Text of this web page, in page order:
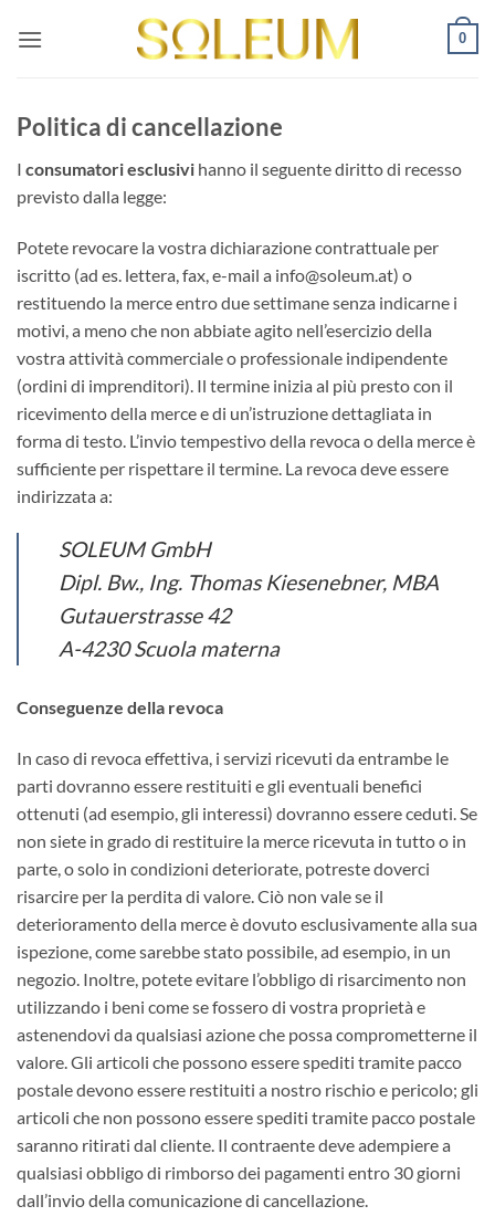
0
Politica di cancellazione
I consumatori esclusivi hanno il seguente diritto di recesso
previsto dalla legge:
Potete revocare la vostra dichiarazione contrattuale per
iscritto (ad es. lettera, fax, e-mail a info@soleum.at) o
restituendo la merce entro due settimane senza indicarne i
motivi, a meno che non abbiate agito nell’esercizio della
vostra attività commerciale o professionale indipendente
(ordini di imprenditori). Il termine inizia al più presto con il
ricevimento della merce e di un’istruzione dettagliata in
forma di testo. L’invio tempestivo della revoca o della merce è
sufficiente per rispettare il termine. La revoca deve essere
indirizzata a:
SOLEUM GmbH
Dipl. Bw., Ing. Thomas Kiesenebner, MBA
Gutauerstrasse 42
A-4230 Scuola materna
Conseguenze della revoca
In caso di revoca effettiva, i servizi ricevuti da entrambe le
parti dovranno essere restituiti e gli eventuali benefici
ottenuti (ad esempio, gli interessi) dovranno essere ceduti. Se
non siete in grado di restituire la merce ricevuta in tutto o in
parte, o solo in condizioni deteriorate, potreste doverci
risarcire per la perdita di valore. Ciò non vale se il
deterioramento della merce è dovuto esclusivamente alla sua
ispezione, come sarebbe stato possibile, ad esempio, in un
negozio. Inoltre, potete evitare l’obbligo di risarcimento non
utilizzando i beni come se fossero di vostra proprietà e
astenendovi da qualsiasi azione che possa comprometterne il
valore. Gli articoli che possono essere spediti tramite pacco
postale devono essere restituiti a nostro rischio e pericolo; gli
articoli che non possono essere spediti tramite pacco postale
saranno ritirati dal cliente. Il contraente deve adempiere a
qualsiasi obbligo di rimborso dei pagamenti entro 30 giorni
dall’invio della comunicazione di cancellazione.